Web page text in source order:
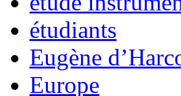
étudiants
Eugène
Europe